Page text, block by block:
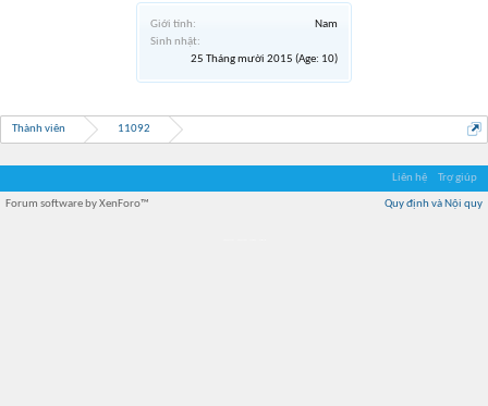
Giới tính:
Nam
Sinh nhật:
25 Tháng mười 2015 (Age: 10)
Thành viên 11092
Liên hệ Trợ giúp
Quy định và Nội quy
Forum software by XenForo™